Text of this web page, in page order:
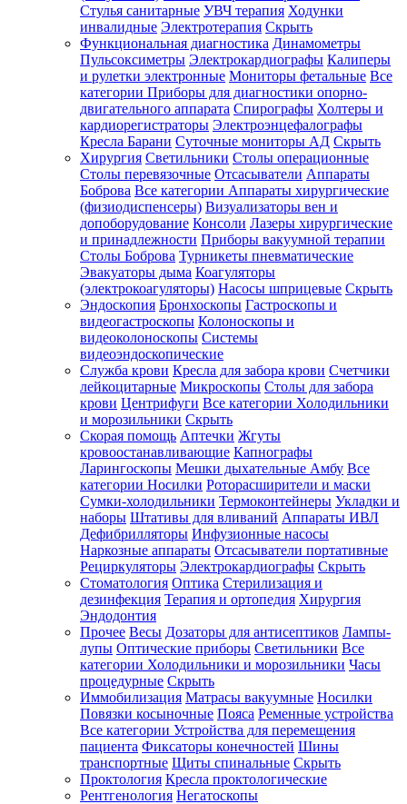
Стулья санитарные УВЧ терапия Ходунки
инвалидные Электротерапия Скрыть
Функциональная диагностика Динамометры
Пульсоксиметры Электрокардиографы Калиперы
и рулетки электронные Мониторы фетальные Все
категории Приборы для диагностики опорно-
двигательного аппарата Спирографы Холтеры и
кардиорегистраторы Электроэнцефалографы
Кресла Барани Суточные мониторы АД Скрыть
Хирургия Светильники Столы операционные
Столы перевязочные Отсасыватели Аппараты
Боброва Все категории Аппараты хирургические
(физиодиспенсеры) Визуализаторы вен и
допоборудование Консоли Лазеры хирургические
и принадлежности Приборы вакуумной терапии
Столы Боброва Турникеты пневматические
Эвакуаторы дыма Коагуляторы
(электрокоагуляторы) Насосы шприцевые Скрыть
Эндоскопия Бронхоскопы Гастроскопы и
видеогастроскопы Колоноскопы и
видеоколоноскопы Системы
видеоэндоскопические
Служба крови Кресла для забора крови Счетчики
лейкоцитарные Микроскопы Столы для забора
крови Центрифуги Все категории Холодильники
и морозильники Скрыть
Скорая помощь Аптечки Жгуты
кровоостанавливающие Капнографы
Ларингоскопы Мешки дыхательные Амбу Все
категории Носилки Роторасширители и маски
Сумки-холодильники Термоконтейнеры Укладки и
наборы Штативы для вливаний Аппараты ИВЛ
Дефибрилляторы Инфузионные насосы
Наркозные аппараты Отсасыватели портативные
Рециркуляторы Электрокардиографы Скрыть
Стоматология Оптика Стерилизация и
дезинфекция Терапия и ортопедия Хирургия
Эндодонтия
Прочее Весы Дозаторы для антисептиков Лампы-
лупы Оптические приборы Светильники Все
категории Холодильники и морозильники Часы
процедурные Скрыть
Иммобилизация Матрасы вакуумные Носилки
Повязки косыночные Пояса Ременные устройства
Все категории Устройства для перемещения
пациента Фиксаторы конечностей Шины
транспортные Щиты спинальные Скрыть
Проктология Кресла проктологические
Рентгенология Негатоскопы